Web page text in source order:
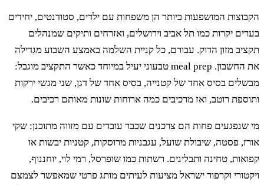
המושפעות ביותר הן משפחות עם ילדים, סטודנטים, יחידים
יקרות כמו תל אביב וירושלים, ואזרחים ותיקים שמנהלים
מזון הדוק. עבורם, כל קניית השלמה באמצע השבוע מגדילה
את החשבון. meal prep טבעוני יעיל במיוחד כאשר התקציב מוגבל:
בסיס אחד של קטנייה, בסיס אחד של דגן, שני מגשי ירקות
רוטב, ואז מרכיבים כמה ארוחות שונות מאותם רכיבים.
פחות הם צרכנים שכבר עובדים עם מזווה מתוכנן: שקי
פסטה, שיבולת שועל, עגבניות מרוסקות, קטניות יבשות או
טחינה ותבלינים. רשתות כמו שופרסל, רמי לוי, יוחננוף,
וקרפור ישראל מציעות לעיתים מותג פרטי שמאפשר לצמצם